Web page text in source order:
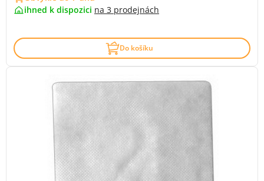
ihned k dispozici na 3 prodejnách
Do košíku